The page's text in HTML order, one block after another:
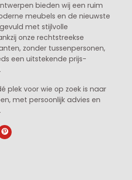
bieden wij een ruim
meubels en de nieuwste
met stijlvolle
onze rechtstreekse
zonder tussenpersonen,
een uitstekende prijs-
plek voor wie op zoek is naar
met persoonlijk advies en